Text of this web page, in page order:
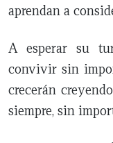
aprendan a
A esperar su
convivir sin
crecerán
siempre, sin